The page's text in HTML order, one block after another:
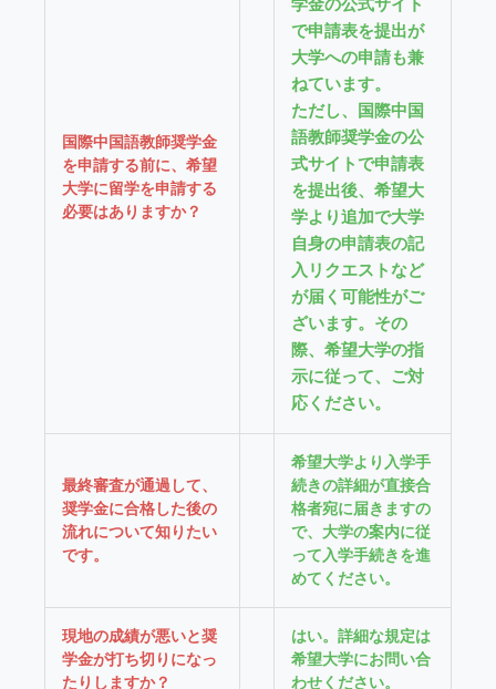
国際中国語教師奨学金
を申請する前に、希望
大学に留学を申請する
必要はありますか？
学金の公式サイト
で申請表を提出が
大学への申請も兼
ねています。
ただし、国際中国
語教師奨学金の公
式サイトで申請表
を提出後、希望大
学より追加で大学
自身の申請表の記
入リクエストなど
が届く可能性がご
ざいます。その
際、希望大学の指
示に従って、ご対
応ください。
最終審査が通過して、
奨学金に合格した後の
流れについて知りたい
です。
希望大学より入学手
続きの詳細が直接合
格者宛に届きますの
で、大学の案内に従
って入学手続きを進
めてください。
現地の成績が悪いと奨
学金が打ち切りになっ
たりしますか？
はい。詳細な規定は
希望大学にお問い合
わせください。